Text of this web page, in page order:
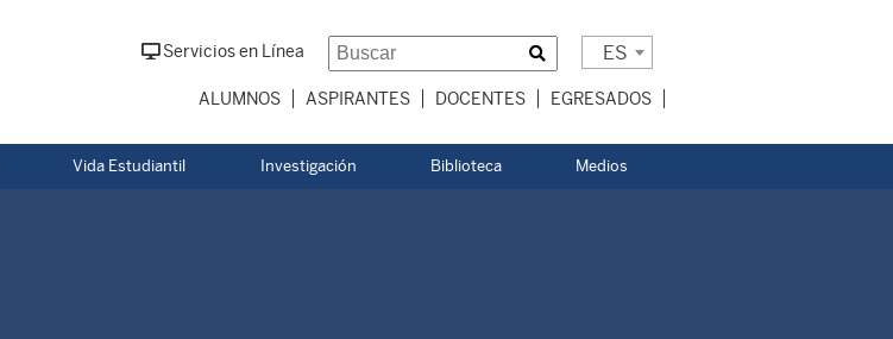
Servicios en Línea ES
ALUMNOS ASPIRANTES DOCENTES EGRESADOS
Vida Estudiantil Investigación Biblioteca Medios